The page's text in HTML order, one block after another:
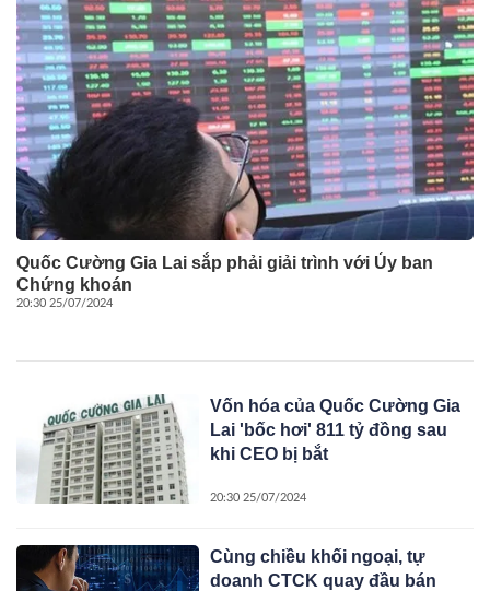
Quốc Cường Gia Lai sắp phải giải trình với Ủy ban
Chứng khoán
20:30 25/07/2024
Vốn hóa của Quốc Cường Gia
Lai 'bốc hơi' 811 tỷ đồng sau
khi CEO bị bắt
20:30 25/07/2024
Cùng chiều khối ngoại, tự
doanh CTCK quay đầu bán